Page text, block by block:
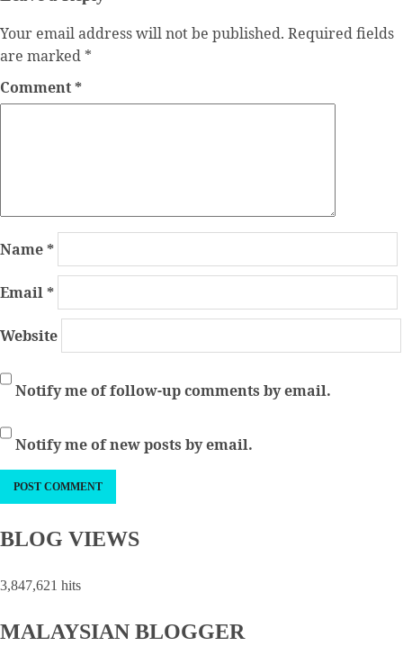
Your email address will not be published. Required fields
are marked *
Comment*
Name*
Email*
Website
Notify me of follow-up comments by email.
Notify me of new posts by email.
BLOG VIEWS
3,847,621 hits
MALAYSIAN BLOGGER